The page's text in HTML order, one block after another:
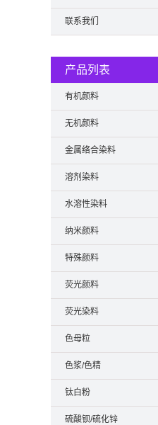
联系我们
产品列表
有机颜料
无机颜料
金属络合染料
溶剂染料
水溶性染料
纳米颜料
特殊颜料
荧光颜料
荧光染料
色母粒
色浆/色精
钛白粉
硫酸钡/硫化锌